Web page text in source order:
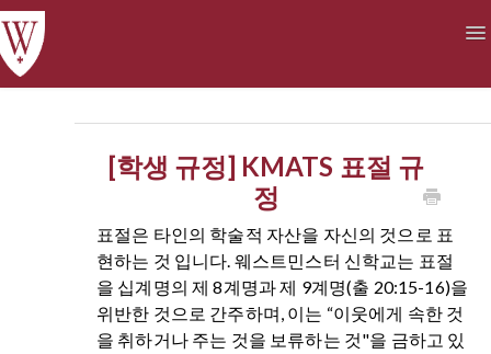
Student Life Finances
[학생 규정] KMATS 표절 규
정
표절은 타인의 학술적 자산을 자신의 것으로 표
현하는 것 입니다. 웨스트민스터 신학교는 표절
을 십계명의 제 8계명과 제 9계명(출 20:15-16)을
위반한 것으로 간주하며, 이는 “이웃에게 속한 것
을 취하거나 주는 것을 보류하는 것"을 금하고 있